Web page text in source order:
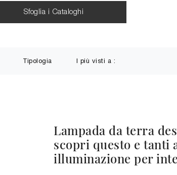
Sfoglia i Cataloghi
Tipologia I più visti a :
Lampada da terra
scopri questo e
illuminazione per